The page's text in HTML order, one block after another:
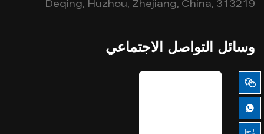
Deqing, Huzhou, Zhejiang, China, 313219
وسائل التواصل الاجتماعي